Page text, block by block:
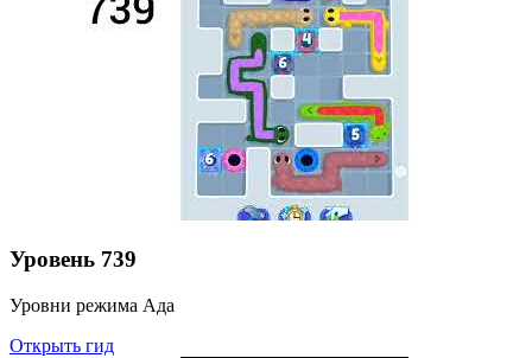
Уровень 739
Уровни режима Ада
Открыть гид